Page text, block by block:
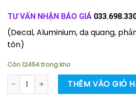
TƯ VẤN NHẬN BÁO GIÁ
(Decal, Aluminium, dạ quang,
tôn)
Còn 12454 trong kho
Biển báo khu vực được hút thuốc
THÊM VÀO GIỎ